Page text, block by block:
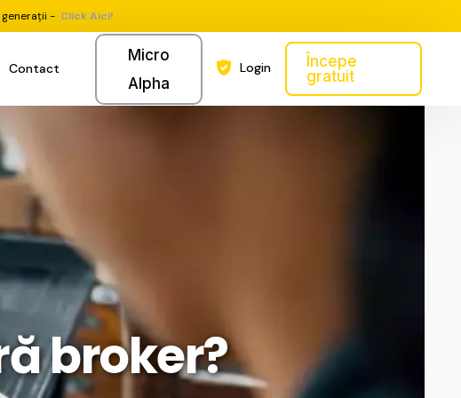
generații - Click Aici!
Contact
Micro
Alpha
Login
Începe
gratuit
broker?